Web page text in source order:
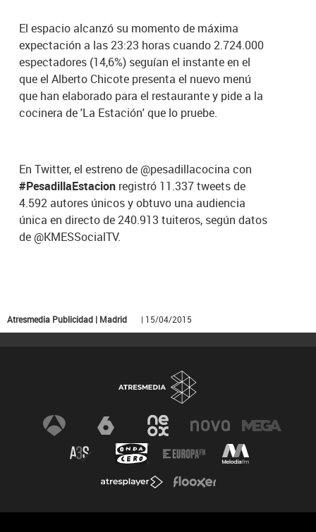
El espacio alcanzó su momento de máxima
expectación a las 23:23 horas cuando 2.724.000
espectadores (14,6%) seguían el instante en el
que el Alberto Chicote presenta el nuevo menú
que han elaborado para el restaurante y pide a la
cocinera de 'La Estación' que lo pruebe.
En Twitter, el estreno de @pesadillacocina con
#PesadillaEstacion registró 11.337 tweets de
4.592 autores únicos y obtuvo una audiencia
única en directo de 240.913 tuiteros, según datos
de @KMESSocialTV.
Atresmedia Publicidad | Madrid | 15/04/2015